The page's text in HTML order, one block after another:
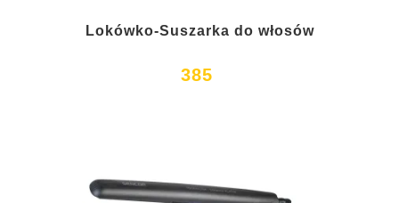
Lokówko-Suszarka do włosów
385